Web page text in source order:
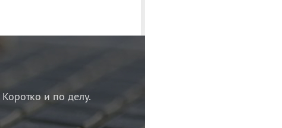
Коротко и по делу.